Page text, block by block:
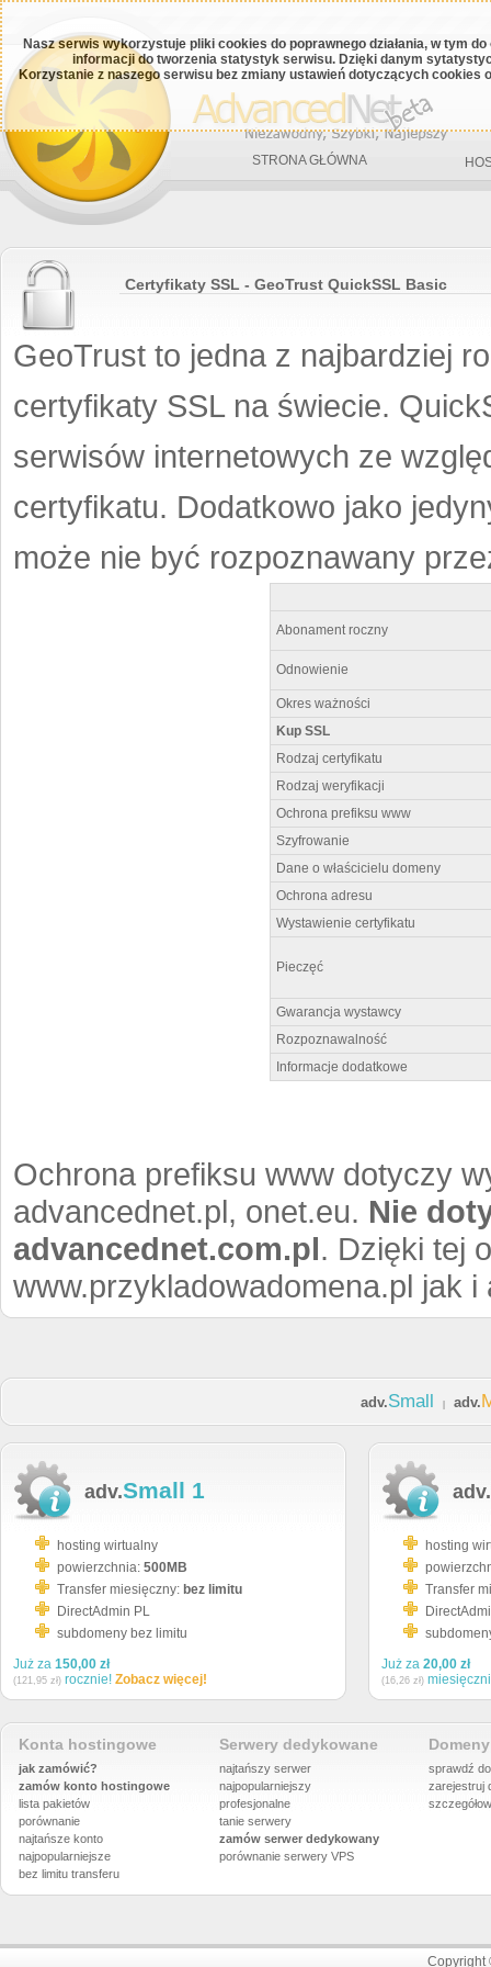
Nasz serwis wykorzystuje pliki cookies do poprawnego działania, w tym
informacji do tworzenia statystyk serwisu. Dzięki danym
Korzystanie z naszego serwisu bez zmiany ustawień dotyczących cookies
STRONA GŁÓWNA
Certyfikaty SSL - GeoTrust QuickSSL Basic
GeoTrust to jedna z najbardziej
certyfikaty SSL na świecie.
serwisów internetowych ze
certyfikatu. Dodatkowo jako
może nie być rozpoznawany
Abonament roczny
Odnowienie
Okres ważności
Kup SSL
Rodzaj certyfikatu
Rodzaj weryfikacji
Ochrona prefiksu www
Szyfrowanie
Dane o właścicielu domeny
Ochrona adresu
Wystawienie certyfikatu
Pieczęć
Gwarancja wystawcy
Rozpoznawalność
Informacje dodatkowe
Ochrona prefiksu www dotyczy
advancednet.pl, onet.eu. Nie
advancednet.com.pl. Dzięki tej
www.przykladowadomena.pl jak
adv.Small adv.
adv.Small 1
hosting wirtualny
powierzchnia: 500MB
Transfer miesięczny: bez limitu
DirectAdmin PL
subdomeny bez limitu
Już za 150,00 zł
(121,95 zł) rocznie! Zobacz więcej!
adv.
hosting
Transfer
Już za 20,00 zł
(16,26 zł)
Konta hostingowe
jak zamówić?
zamów konto hostingowe
lista pakietów
porównanie
najtańsze konto
najpopularniejsze
bez limitu transferu
Serwery dedykowane
najtańszy serwer
najpopularniejszy
profesjonalne
tanie serwery
zamów serwer dedykowany
porównanie serwery VPS
sprawdź
zarejestruj
Copyright